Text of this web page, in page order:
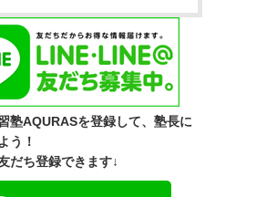
塾AQURASを登録して、塾長に
う！
だち登録できます↓